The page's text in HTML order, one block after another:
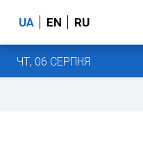
UA EN RU
ЧТ, 06 СЕРПНЯ